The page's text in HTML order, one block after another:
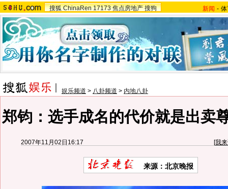
搜狐 ChinaRen 17173 焦点房地产 搜狗 新闻 -
娱乐频道 > 八卦频道 > 内地八卦
郑钧：选手成名的代价就是出卖
2007年11月02日16:17 [我
来源：北京晚报